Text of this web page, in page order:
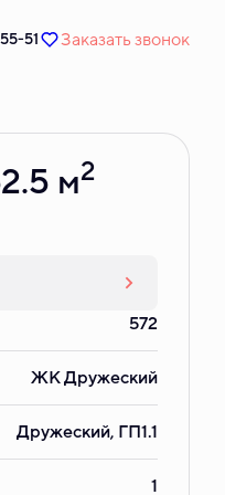
51 Заказать звонок
Забронировать
м2
572
ЖК Дружеский
Дружеский, ГП1.1
1